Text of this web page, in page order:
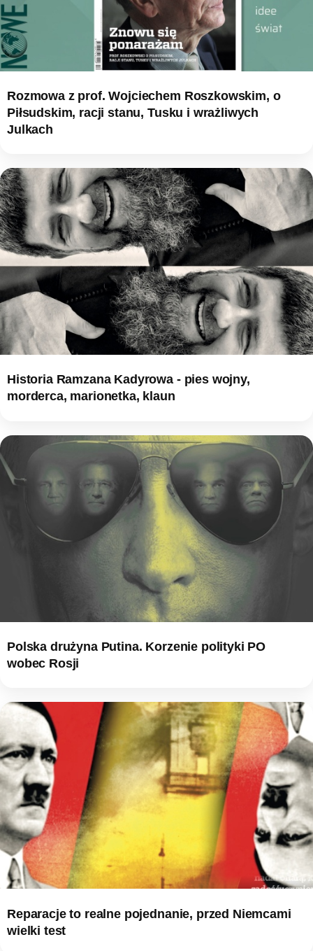
Rozmowa z prof. Wojciechem Roszkowskim, o
Piłsudskim, racji stanu, Tusku i wrażliwych
Julkach
Historia Ramzana Kadyrowa - pies wojny,
morderca, marionetka, klaun
Polska drużyna Putina. Korzenie polityki PO
wobec Rosji
Reparacje to realne pojednanie, przed Niemcami
wielki test